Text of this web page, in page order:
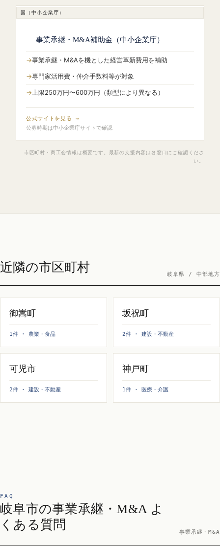
国（中小企業庁）
事業承継・M&A補助金（中小企業庁）
事業承継・M&Aを機とした経営革新費用を補助
専門家活用費・仲介手数料等が対象
上限250万円〜600万円（類型により異なる）
公式サイトを見る →
公募時期は中小企業庁サイトで確認
市区町村・商工会情報は概要です。最新の支援内容は各窓口にご確認くださ
い。
近隣の市区町村 岐阜県 / 中部地方
御嵩町
1件 · 農業・食品
坂祝町
2件 · 建設・不動産
可児市
2件 · 建設・不動産
神戸町
1件 · 医療・介護
FAQ
岐阜市の事業承継・M&A よ
くある質問
事業承継・M&A